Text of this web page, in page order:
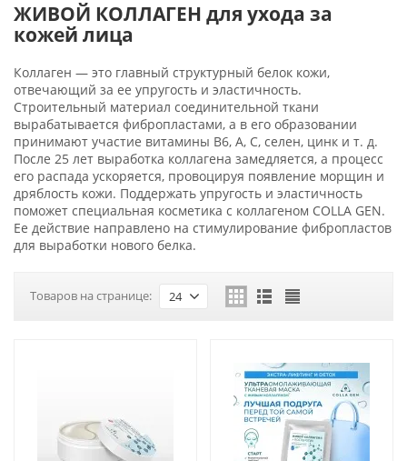
ЖИВОЙ КОЛЛАГЕН для ухода за
кожей лица
Коллаген — это главный структурный белок кожи,
отвечающий за ее упругость и эластичность.
Строительный материал соединительной ткани
вырабатывается фибропластами, а в его образовании
принимают участие витамины B6, A, C, селен, цинк и т. д.
После 25 лет выработка коллагена замедляется, а процесс
его распада ускоряется, провоцируя появление морщин и
дряблость кожи. Поддержать упругость и эластичность
поможет специальная косметика с коллагеном COLLA GEN.
Ее действие направлено на стимулирование фибропластов
для выработки нового белка.
Товаров на странице: 24